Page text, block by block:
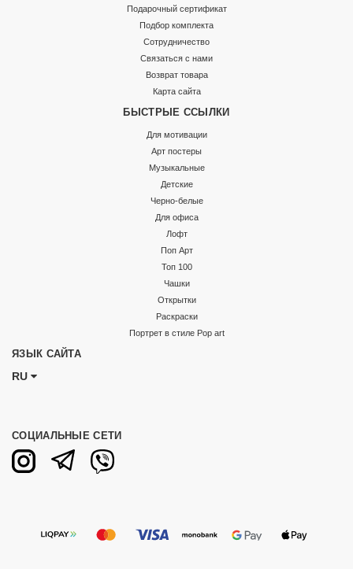
Подарочный сертификат
Подбор комплекта
Сотрудничество
Связаться с нами
Возврат товара
Карта сайта
БЫСТРЫЕ ССЫЛКИ
Для мотивации
Арт постеры
Музыкальные
Детские
Черно-белые
Для офиса
Лофт
Поп Арт
Топ 100
Чашки
Открытки
Раскраски
Портрет в стиле Pop art
ЯЗЫК САЙТА
RU
СОЦИАЛЬНЫЕ СЕТИ